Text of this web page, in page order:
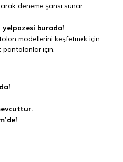
deneme şansı sunar.
yelpazesi burada!
modellerini keşfetmek için.
pantolonlar için.